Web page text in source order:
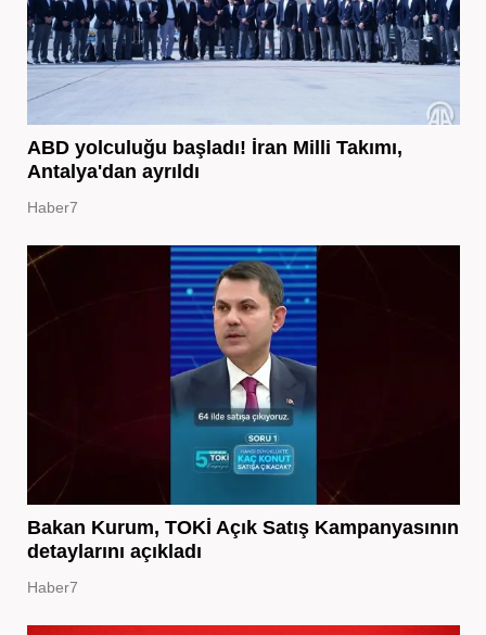
ABD yolculuğu başladı! İran Milli Takımı,
Antalya'dan ayrıldı
Haber7
Bakan Kurum, TOKİ Açık Satış Kampanyasının
detaylarını açıkladı
Haber7